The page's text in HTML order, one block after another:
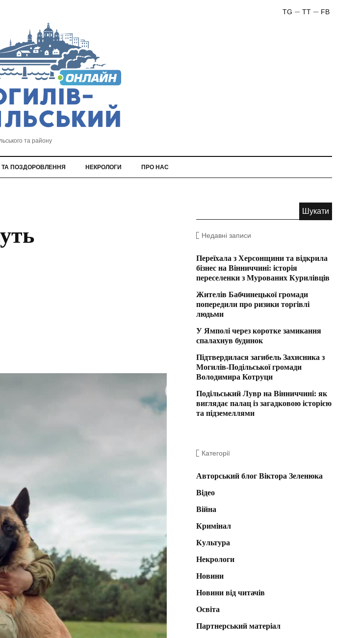
FB
TT
TG
та району
ТА ПОЗДОРОВЛЕННЯ НЕКРОЛОГИ ПРО НАС
Недавні записи
Переїхала з Херсонщини та відкрила
бізнес на Вінниччині: історія
переселенки з Мурованих Курилівців
Жителів Бабчинецької громади
попередили про ризики торгівлі
людьми
У Ямполі через коротке замикання
спалахнув будинок
Підтвердилася загибель Захисника з
Могилів-Подільської громади
Володимира Котруци
Подільський Лувр на Вінниччині: як
виглядає палац із загадковою історією
та підземеллями
Категорії
Авторський блог Віктора Зеленюка
Відео
Війна
Кримінал
Культура
Некрологи
Новини
Новини від читачів
Освіта
Партнерський матеріал